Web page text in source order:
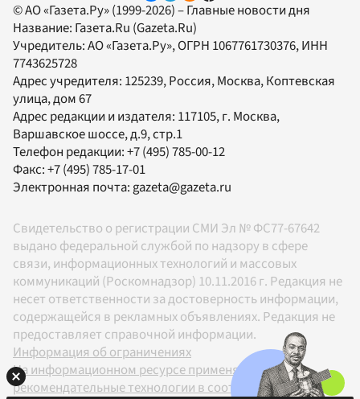
© АО «Газета.Ру» (1999-2026) – Главные новости дня
Название: Газета.Ru (Gazeta.Ru)
Учредитель:АО «Газета.Ру», ОГРН 1067761730376, ИНН
7743625728
Адрес учредителя: 125239, Россия, Москва, Коптевская
улица, дом 67
Адрес редакции и издателя: 117105, г. Москва,
Варшавское шоссе, д.9, стр.1
Телефон редакции:+7 (495) 785-00-12
Факс:+7 (495) 785-17-01
Электронная почта:gazeta@gazeta.ru
Свидетельство о регистрации СМИ Эл № ФС77-67642
выдано федеральной службой по надзору в сфере
связи, информационных технологий и массовых
коммуникаций (Роскомнадзор) 10.11.2016 г. Редакция не
несет ответственности за достоверность информации,
содержащейся в рекламных объявлениях. Редакция не
предоставляет справочной информации.
Информация об ограничениях
На информационном ресурсе применяются
рекомендательные технологии в соответствии с